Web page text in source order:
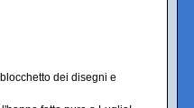
dei disegni e